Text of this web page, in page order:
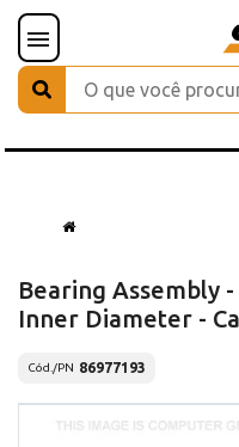
Bearing Assembly
Inner Diameter -
Cód./PN 86977193